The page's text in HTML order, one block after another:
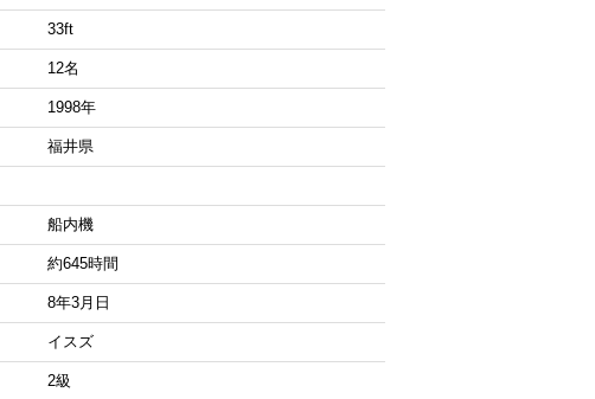
33ft
12名
1998年
福井県
船内機
約645時間
8年3月日
イスズ
2級